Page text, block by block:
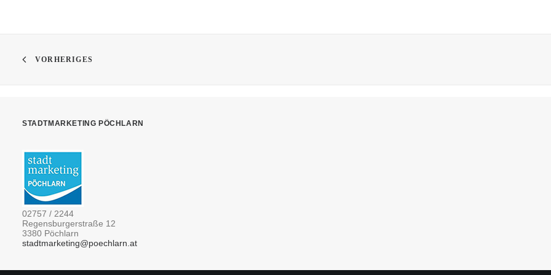
VORHERIGES
STADTMARKETING PÖCHLARN
02757 / 2244
Regensburgerstraße 12
3380 Pöchlarn
stadtmarketing@poechlarn.at